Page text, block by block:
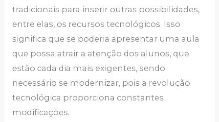
tradicionais para inserir outras possibilidades,
entre elas, os recursos tecnológicos. Isso
significa que se poderia apresentar uma aula
que possa atrair a atenção dos alunos, que
estão cada dia mais exigentes, sendo
necessário se modernizar, pois a revolução
tecnológica proporciona constantes
modificações.